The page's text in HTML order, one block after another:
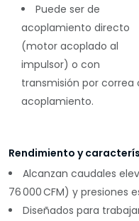
Puede ser de
acoplamiento directo
(motor acoplado al
impulsor) o con
transmisión por correa
acoplamiento.
Rendimiento y
Alcanzan caudales
76 000 CFM) y presiones
Diseñados para